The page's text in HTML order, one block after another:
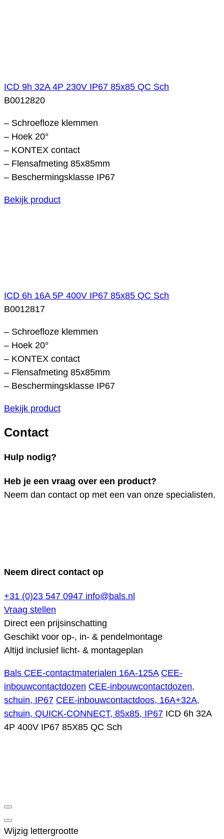
ICD 9h 32A 4P 230V IP67 85x85 QC Sch
B0012820
– Schroefloze klemmen
– Hoek 20°
– KONTEX contact
– Flensafmeting 85x85mm
– Beschermingsklasse IP67
Bekijk product
ICD 6h 16A 5P 400V IP67 85x85 QC Sch
B0012817
– Schroefloze klemmen
– Hoek 20°
– KONTEX contact
– Flensafmeting 85x85mm
– Beschermingsklasse IP67
Bekijk product
Contact
Hulp nodig?
Heb je een vraag over een product?
Neem dan contact op met een van onze specialisten.
Neem direct contact op
+31 (0)23 547 0947 info@bals.nl
Vraag stellen
Direct een prijsinschatting
Geschikt voor op-, in- & pendelmontage
Altijd inclusief licht- & montageplan
Bals CEE-contactmaterialen 16A-125A CEE-
inbouwcontactdozen CEE-inbouwcontactdozen,
schuin, IP67 CEE-inbouwcontactdoos, 16A+32A,
schuin, QUICK-CONNECT, 85x85, IP67 ICD 6h 32A
4P 400V IP67 85X85 QC Sch
Wijzig lettergrootte